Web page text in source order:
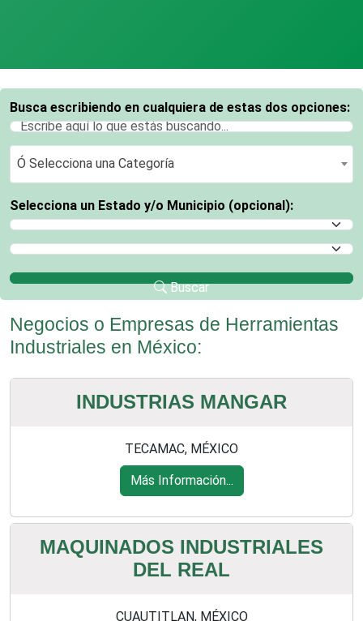
Busca escribiendo en cualquiera de estas dos opciones:
Ó Selecciona una Categoría
Ó Selecciona una Categoría
Selecciona un Estado y/o Municipio (opcional):
Selecciona un Estado
Selecciona un Municipio
Buscar
Negocios o Empresas de Herramientas
Industriales en México:
INDUSTRIAS MANGAR
TECAMAC, MÉXICO
Más Información...
MAQUINADOS INDUSTRIALES
DEL REAL
CUAUTITLAN, MÉXICO